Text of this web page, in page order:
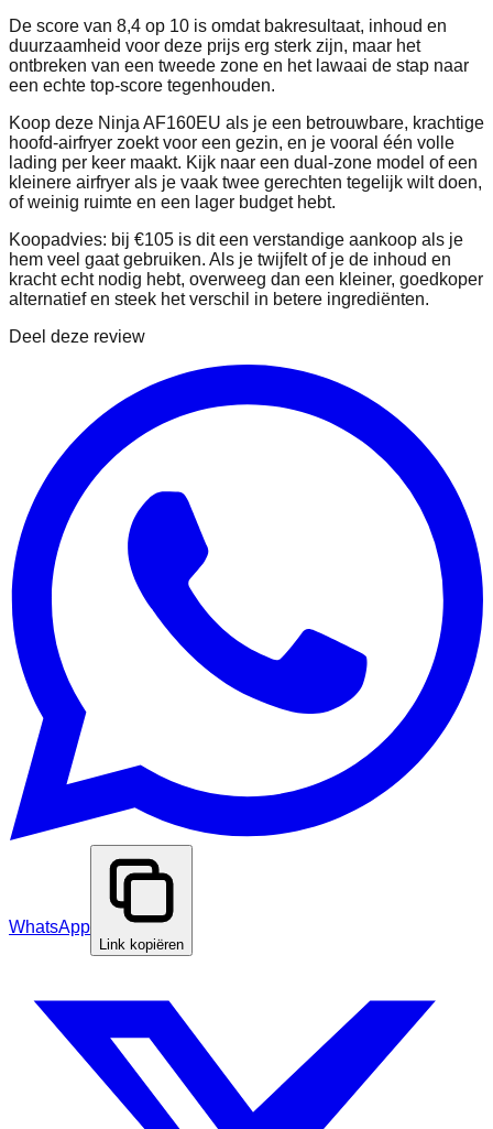
De score van 8,4 op 10 is omdat bakresultaat, inhoud en
duurzaamheid voor deze prijs erg sterk zijn, maar het
ontbreken van een tweede zone en het lawaai de stap naar
een echte top-score tegenhouden.
Koop deze Ninja AF160EU als je een betrouwbare, krachtige
hoofd-airfryer zoekt voor een gezin, en je vooral één volle
lading per keer maakt. Kijk naar een dual-zone model of een
kleinere airfryer als je vaak twee gerechten tegelijk wilt doen,
of weinig ruimte en een lager budget hebt.
Koopadvies: bij €105 is dit een verstandige aankoop als je
hem veel gaat gebruiken. Als je twijfelt of je de inhoud en
kracht echt nodig hebt, overweeg dan een kleiner, goedkoper
alternatief en steek het verschil in betere ingrediënten.
Deel deze review
WhatsApp
Link kopiëren